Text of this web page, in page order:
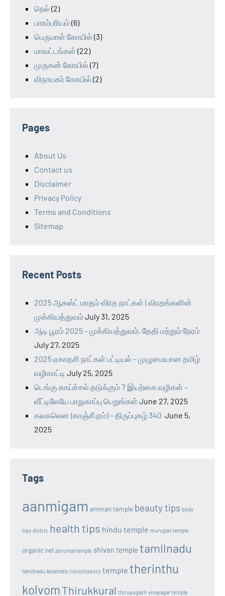
நெல் (2)
பாரம்பரியம்(6)
பெருமாள் கோயில் (3)
மாவட்டங்கள் (22)
முருகன் கோயில் (7)
விநாயகர் கோயில் (2)
Pages
About Us
Contact us
Disclaimer
Privacy Policy
Terms and Conditions
Sitemap
Recent Posts
2025 ஆகஸ்ட் மாதம் விரத நாட்கள் | விரதங்களின்
முக்கியத்துவம்July 31, 2025
ஆடி பூரம் 2025 – முக்கியத்துவம், தேதி மற்றும் நேரம்
July 27, 2025
2025 ஏகாதசி நாட்கள் பட்டியல் – முழுமையான தமிழ்
வழிகாட்டி July 25, 2025
டெங்கு காய்ச்சல் தடுக்கும் 7 இயற்கை வழிகள் –
வீட்டிலேயே பாதுகாப்பு பெறுங்கள் June 27, 2025
கலகலென (காஞ்சீபுரம்) – திருப்புகழ் 340 June 5,
2025
Tags
aanmigam amman temple beauty tips body
tips distric health tips hindu temple murugan temple
organic nel perumal temple shivan temple tamilnadu
tamilnadu Assembly constituency temple therinthu
kolvomThirukkural thirupugazh vinayagar temple